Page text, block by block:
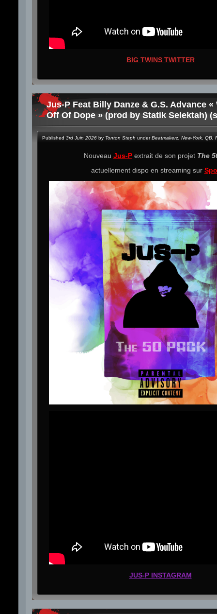
BIG TWINS TWITTER
Jus-P Feat Billy Danze & G.S. Advance «
Off Of Dope » (prod by Statik Selektah)
Published 3rd Juin 2026 by Tonton Steph underBeatmakerz New-York QB
Nouveau Jus-Pextrait de son projet The
actuellement dispo en streaming sur
JUS-P INSTAGRAM